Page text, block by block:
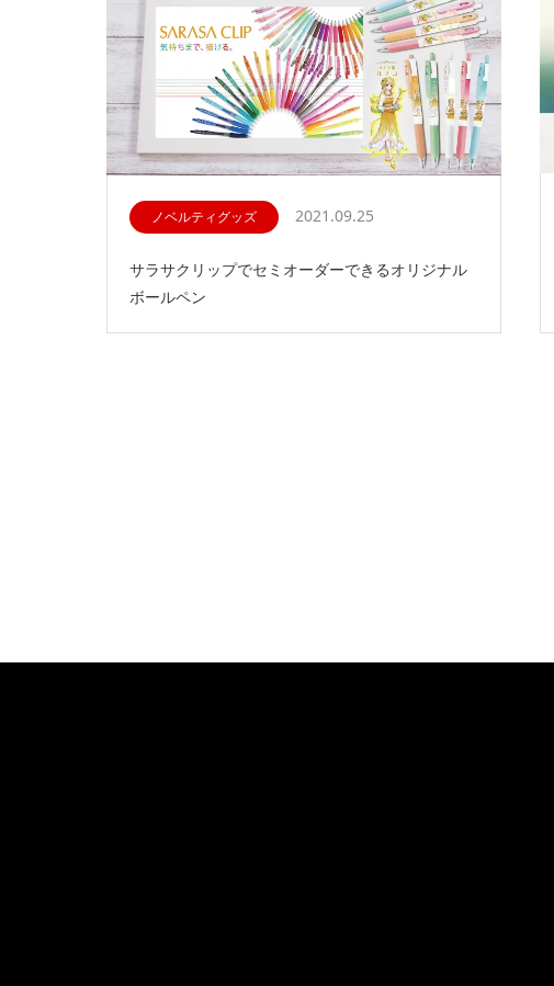
ノベルティグッズ 2021.09.25
サラサクリップでセミオーダーできるオリジナル
ボールペン